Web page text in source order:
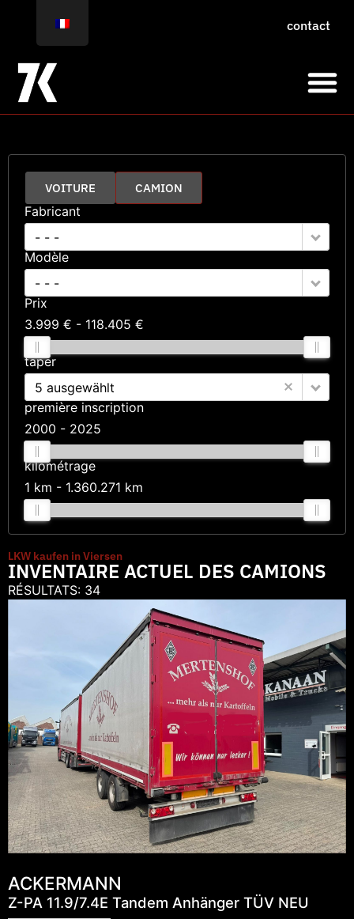
contact
VOITURE CAMION
Fabricant
- - -
Modèle
- - -
Prix
3.999 €
118.405 €
taper
5 ausgewählt
première inscription
2000
2025
kilométrage
1 km
1.360.271 km
LKW kaufen in Viersen
INVENTAIRE ACTUEL DES CAMIONS
RÉSULTATS: 34
ACKERMANN
Z-PA 11.9/7.4E Tandem Anhänger TÜV NEU